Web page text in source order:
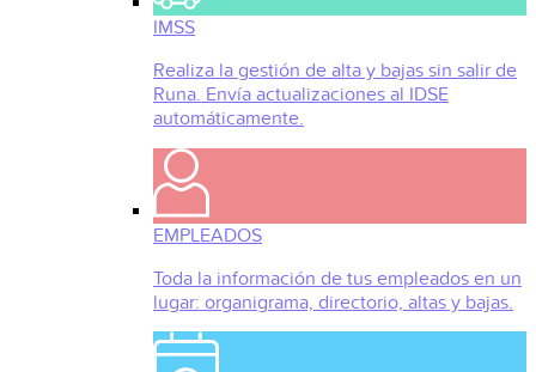
IMSS
Realiza la gestión de alta y bajas sin salir de
Runa. Envía actualizaciones al IDSE
automáticamente.
EMPLEADOS
Toda la información de tus empleados en un
lugar: organigrama, directorio, altas y bajas.